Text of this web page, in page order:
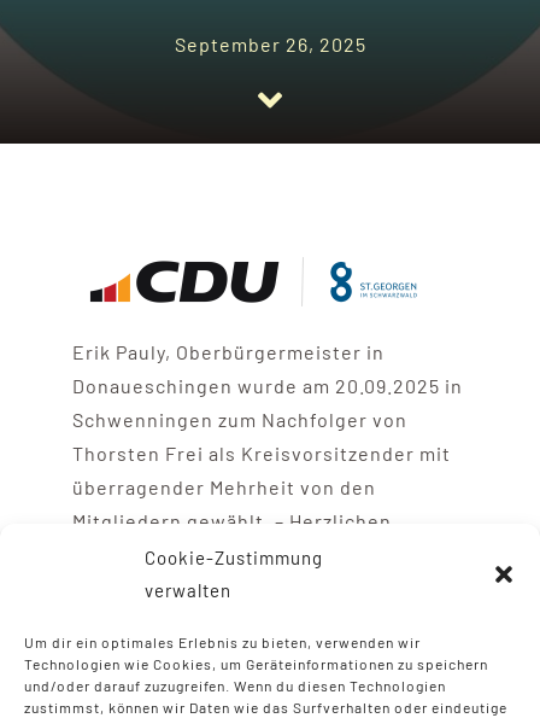
Cookie-Zustimmung
verwalten
Um dir ein optimales Erlebnis zu bieten, verwenden wir
Technologien wie Cookies, um Geräteinformationen zu speichern
und/oder darauf zuzugreifen. Wenn du diesen Technologien
zustimmst, können wir Daten wie das Surfverhalten oder eindeutige
September 26, 2025
Erik Pauly, Oberbürgermeister in
Donaueschingen wurde am 20.09.2025 in
Schwenningen zum Nachfolger von
Thorsten Frei als Kreisvorsitzender mit
überragender Mehrheit von den
Mitgliedern gewählt. – Herzlichen
Glückwunsch vom CDU-Stadtverband St.
Georgen.